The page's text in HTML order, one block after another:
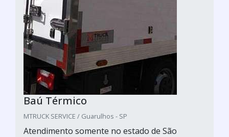
Baú Térmico
MTRUCK SERVICE / Guarulhos - SP
Atendimento somente no estado de São